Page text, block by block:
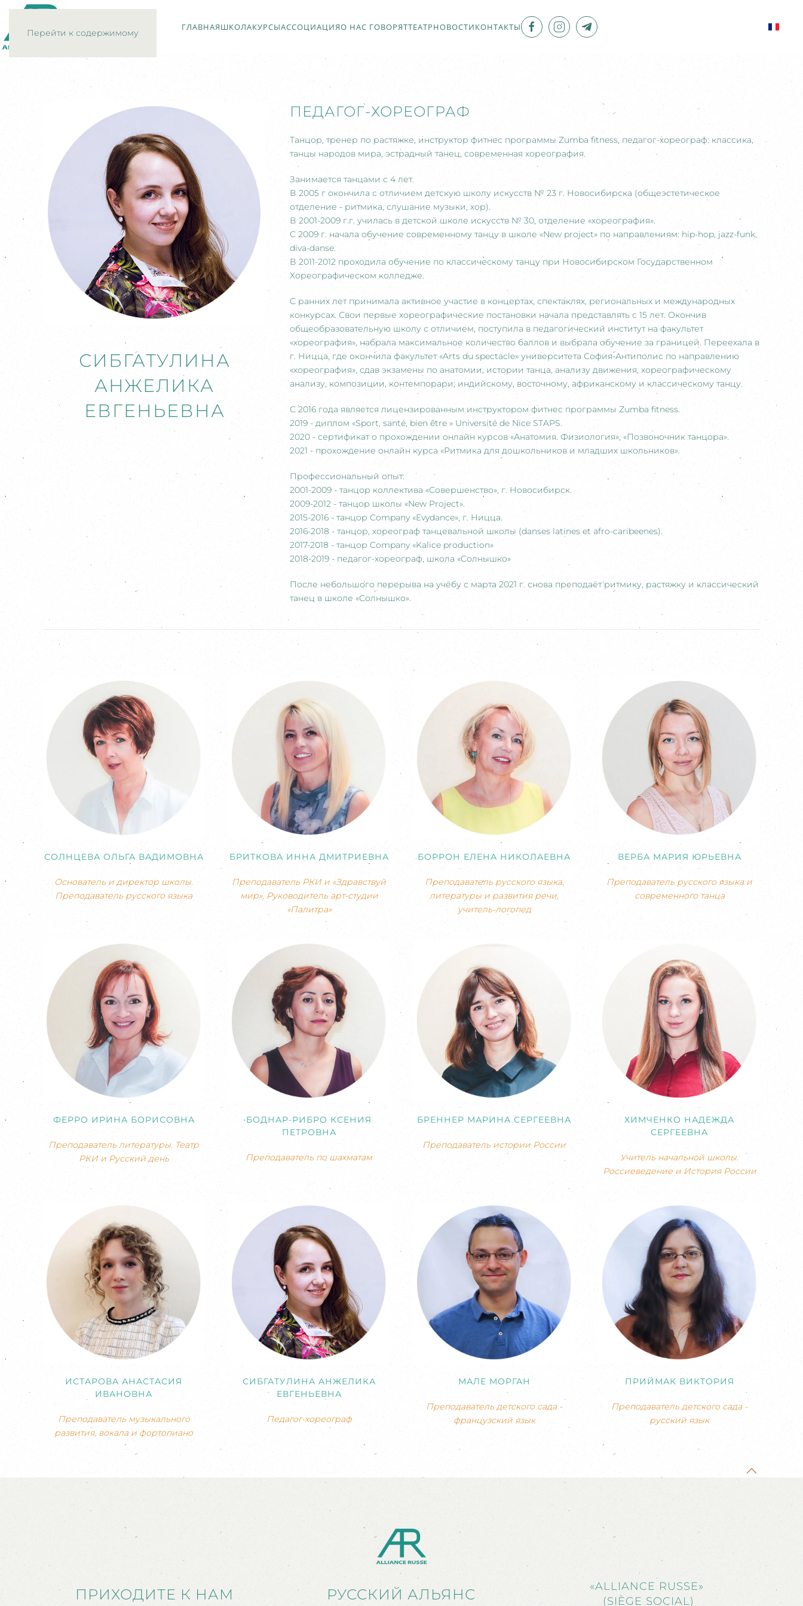
Перейти к содержимому
ГЛАВНАЯШКОЛАКУРСЫАССОЦИАЦИЯО НАС ГОВОРЯТТЕАТРНОВОСТИКОНТАКТЫ
СИБГАТУЛИНА
АНЖЕЛИКА
ЕВГЕНЬЕВНА
ПЕДАГОГ-ХОРЕОГРАФ
Танцор, тренер по растяжке, инструктор фитнес программы Zumba fitness, педагог-хореограф: классика,
танцы народов мира, эстрадный танец, современная хореография.
Занимается танцами с 4 лет.
В 2005 г окончила с отличием детскую школу искусств № 23 г. Новосибирска (общеэстетическое
отделение - ритмика, слушание музыки, хор).
В 2001-2009 г.г. училась в детской школе искусств № 30, отделение «хореография».
С 2009 г. начала обучение современному танцу в школе «New project» по направлениям: hip-hop, jazz-funk,
diva-danse.
В 2011-2012 проходила обучение по классическому танцу при Новосибирском Государственном
Хореографическом колледже.
С ранних лет принимала активное участие в концертах, спектаклях, региональных и международных
конкурсах. Свои первые хореографические постановки начала представлять с 15 лет. Окончив
общеобразовательную школу с отличием, поступила в педагогический институт на факультет
«хореография», набрала максимальное количество баллов и выбрала обучение за границей. Переехала в
г. Ницца, где окончила факультет «Arts du spectacle» университета София-Антиполис по направлению
«хореография», сдав экзамены по анатомии, истории танца, анализу движения, хореографическому
анализу, композиции, контемпорари; индийскому, восточному, африканскому и классическому танцу.
С 2016 года является лицензированным инструктором фитнес программы Zumba fitness.
2019 - диплом «Sport, santé, bien être » Université de Nice STAPS.
2020 - сертификат о прохождении онлайн курсов «Анатомия. Физиология», «Позвоночник танцора».
2021 - прохождение онлайн курса «Ритмика для дошкольников и младших школьников».
Профессиональный опыт:
2001-2009 - танцор коллектива «Совершенство», г. Новосибирск.
2009-2012 - танцор школы «New Project».
2015-2016 - танцор Company «Evydance», г. Ницца.
2016-2018 - танцор, хореограф танцевальной школы (danses latines et afro-caribeenes).
2017-2018 - танцор Company «Kalice production»
2018-2019 - педагог-хореограф, школа «Солнышко»
После небольшого перерыва на учёбу с марта 2021 г. снова преподаёт ритмику, растяжку и классический
танец в школе «Солнышко».
СОЛНЦЕВА ОЛЬГА ВАДИМОВНА
Основатель и директор школы.
Преподаватель русского языка
БРИТКОВА ИННА ДМИТРИЕВНА
Преподаватель РКИ и «Здравствуй
мир», Руководитель арт-студии
«Палитра»
БОРРОН ЕЛЕНА НИКОЛАЕВНА
Преподаватель русского языка,
литературы и развития речи,
учитель-логопед
ВЕРБА МАРИЯ ЮРЬЕВНА
Преподаватель русского языка и
современного танца
ФЕРРО ИРИНА БОРИСОВНА
Преподаватель литературы. Театр
РКИ и Русский день
БОДНАР-РИБРО КСЕНИЯ
ПЕТРОВНА
Преподаватель по шахматам
БРЕННЕР МАРИНА СЕРГЕЕВНА
Преподаватель истории России
ХИМЧЕНКО НАДЕЖДА
СЕРГЕЕВНА
Учитель начальной школы.
Россиеведение и История России
ИСТАРОВА АНАСТАСИЯ
ИВАНОВНА
Преподаватель музыкального
развития, вокала и фортопиано
СИБГАТУЛИНА АНЖЕЛИКА
ЕВГЕНЬЕВНА
Педагог-хореограф
МАЛЕ МОРГАН
Преподаватель детского сада -
французский язык
ПРИЙМАК ВИКТОРИЯ
Преподаватель детского сада -
русский язык
ПРИХОДИТЕ К НАМ РУССКИЙ АЛЬЯНС
«ALLIANCE RUSSE»
(SIÈGE SOCIAL)